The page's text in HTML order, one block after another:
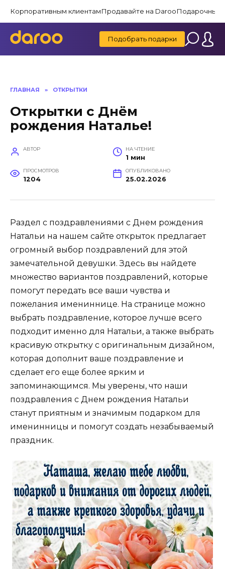
содержанию
Корпоративным клиентамПродавайте на DarooПодарочные
Подобрать подарки
ГЛАВНАЯ » ОТКРЫТКИ
Открытки с Днём
рождения Наталье!
АВТОР НА ЧТЕНИЕ
1 мин
ПРОСМОТРОВ
1204
ОПУБЛИКОВАНО
25.02.2026
Раздел с поздравлениями с Днем рождения
Натальи на нашем сайте открыток предлагает
огромный выбор поздравлений для этой
замечательной девушки. Здесь вы найдете
множество вариантов поздравлений, которые
помогут передать все ваши чувства и
пожелания имениннице. На странице можно
выбрать поздравление, которое лучше всего
подходит именно для Натальи, а также выбрать
красивую открытку с оригинальным дизайном,
которая дополнит ваше поздравление и
сделает его еще более ярким и
запоминающимся. Мы уверены, что наши
поздравления с Днем рождения Натальи
станут приятным и значимым подарком для
именинницы и помогут создать незабываемый
праздник.